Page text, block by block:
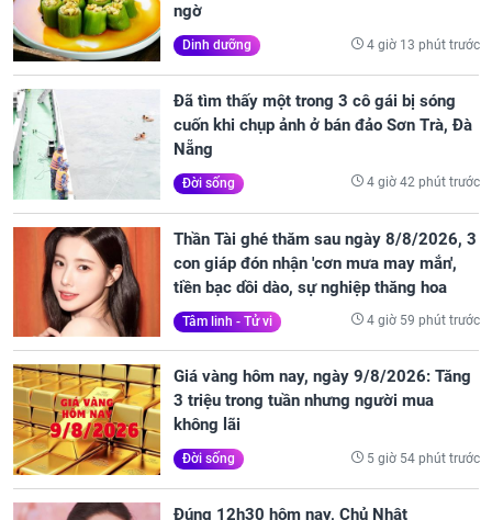
ngờ
Dinh dưỡng 4 giờ 13 phút trước
Đã tìm thấy một trong 3 cô gái bị sóng
cuốn khi chụp ảnh ở bán đảo Sơn Trà, Đà
Nẵng
Đời sống 4 giờ 42 phút trước
Thần Tài ghé thăm sau ngày 8/8/2026, 3
con giáp đón nhận 'cơn mưa may mắn',
tiền bạc dồi dào, sự nghiệp thăng hoa
Tâm linh - Tử vi 4 giờ 59 phút trước
Giá vàng hôm nay, ngày 9/8/2026: Tăng
3 triệu trong tuần nhưng người mua
không lãi
Đời sống 5 giờ 54 phút trước
Đúng 12h30 hôm nay, Chủ Nhật